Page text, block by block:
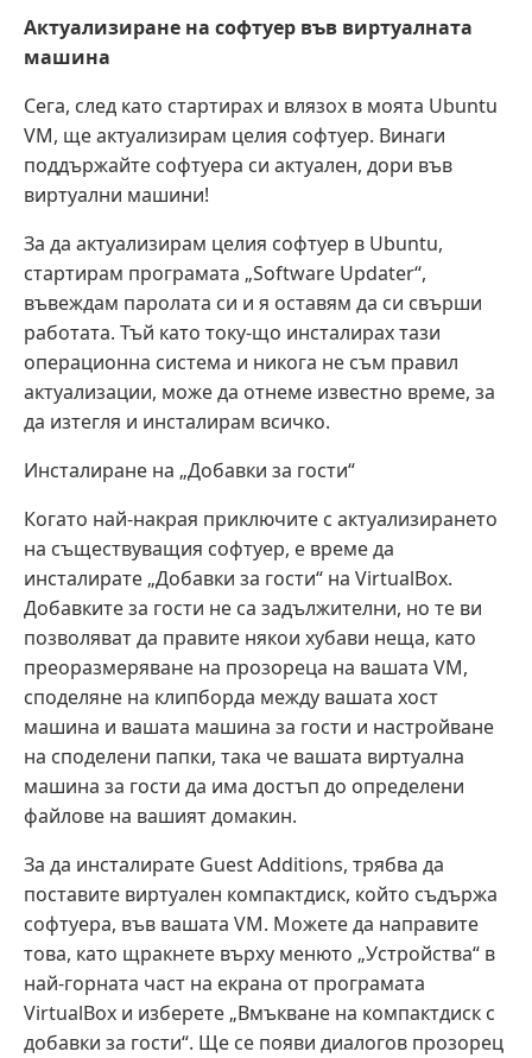
Актуализиране на софтуер във виртуалната
машина
Сега, след като стартирах и влязох в моята Ubuntu
VM, ще актуализирам целия софтуер. Винаги
поддържайте софтуера си актуален, дори във
виртуални машини!
За да актуализирам целия софтуер в Ubuntu,
стартирам програмата „Software Updater“,
въвеждам паролата си и я оставям да си свърши
работата. Тъй като току-що инсталирах тази
операционна система и никога не съм правил
актуализации, може да отнеме известно време, за
да изтегля и инсталирам всичко.
Инсталиране на „Добавки за гости“
Когато най-накрая приключите с актуализирането
на съществуващия софтуер, е време да
инсталирате „Добавки за гости“ на VirtualBox.
Добавките за гости не са задължителни, но те ви
позволяват да правите някои хубави неща, като
преоразмеряване на прозореца на вашата VM,
споделяне на клипборда между вашата хост
машина и вашата машина за гости и настройване
на споделени папки, така че вашата виртуална
машина за гости да има достъп до определени
файлове на вашият домакин.
За да инсталирате Guest Additions, трябва да
поставите виртуален компактдиск, който съдържа
софтуера, във вашата VM. Можете да направите
това, като щракнете върху менюто „Устройства“ в
най-горната част на екрана от програмата
VirtualBox и изберете „Вмъкване на компактдиск с
добавки за гости“. Ще се появи диалогов прозорец